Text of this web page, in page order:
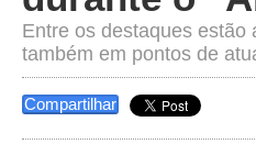
Entre os destaques estão
também em pontos de
Compartilhar